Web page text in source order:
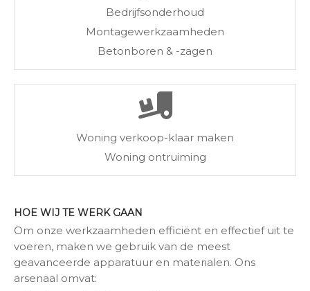
Bedrijfsonderhoud
Montagewerkzaamheden
Betonboren & -zagen
Woning verkoop-klaar maken
Woning ontruiming
HOE WIJ TE WERK GAAN
Om onze werkzaamheden efficiënt en effectief uit te
voeren, maken we gebruik van de meest
geavanceerde apparatuur en materialen. Ons
arsenaal omvat: